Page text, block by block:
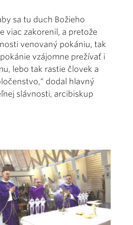
sa tu duch Božieho
viac zakorenil, a pretože
venovaný pokániu, tak
vzájomne prežívať i
lebo tak rastie človek a
dodal hlavný
slávnosti, arcibiskup